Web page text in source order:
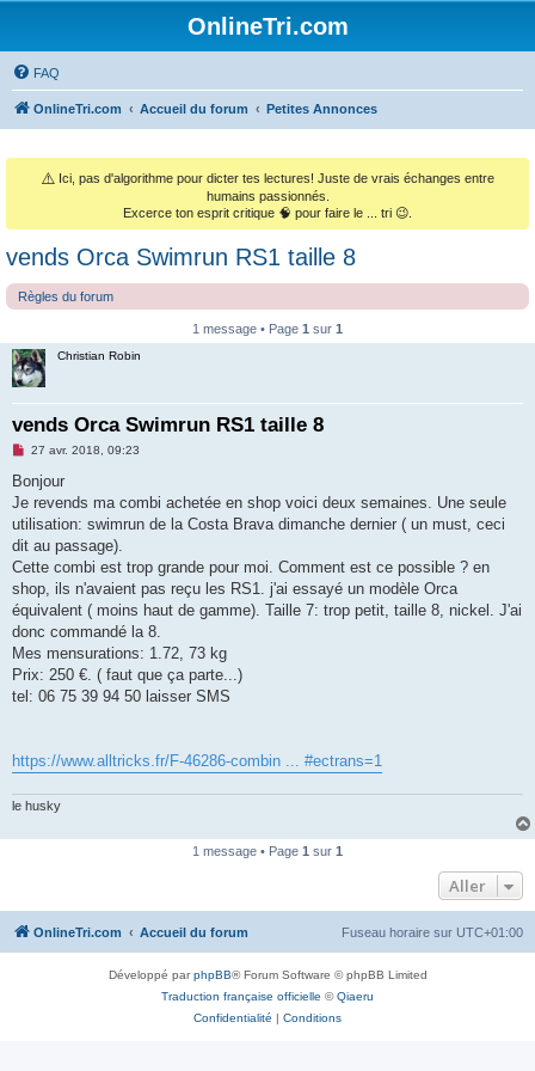
OnlineTri.com
FAQ
OnlineTri.com Accueil du forum Petites Annonces
⚠️ Ici, pas d'algorithme pour dicter tes lectures! Juste de vrais échanges entre
humains passionnés.
Excerce ton esprit critique 🧠 pour faire le ... tri 😉.
vends Orca Swimrun RS1 taille 8
Règles du forum
1 message • Page 1 sur 1
Christian Robin
vends Orca Swimrun RS1 taille 8
M
s
a
g
n
o
l
u
27 avr. 2018, 09:23
Bonjour
Je revends ma combi achetée en shop voici deux semaines. Une seule
utilisation: swimrun de la Costa Brava dimanche dernier ( un must, ceci
dit au passage).
Cette combi est trop grande pour moi. Comment est ce possible ? en
shop, ils n'avaient pas reçu les RS1. j'ai essayé un modèle Orca
équivalent ( moins haut de gamme). Taille 7: trop petit, taille 8, nickel. J'ai
donc commandé la 8.
Mes mensurations: 1.72, 73 kg
Prix: 250 €. ( faut que ça parte...)
tel: 06 75 39 94 50 laisser SMS
https://www.alltricks.fr/F-46286-combin ... #ectrans=1
le husky
1 message • Page 1 sur 1
Aller
OnlineTri.com Accueil du forum Fuseau horaire sur UTC+01:00
Développé parphpBB® Forum Software © phpBB Limited
Traduction française officielle ©Qiaeru
Confidentialité
Conditions